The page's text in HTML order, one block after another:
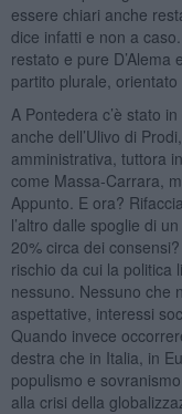
essere chiari anche
dice infatti e non a
restato e pure
partito plurale, orientato
A Pontedera c’è stato
anche dell’Ulivo di
amministrativa, tuttora
come Massa-Carrara,
Appunto. E ora?
l’altro dalle spoglie di
20% circa dei
rischio da cui la politica
nessuno. Nessuno che
aspettative, interessi
Quando invece
destra che in Italia, in
populismo e
alla crisi della